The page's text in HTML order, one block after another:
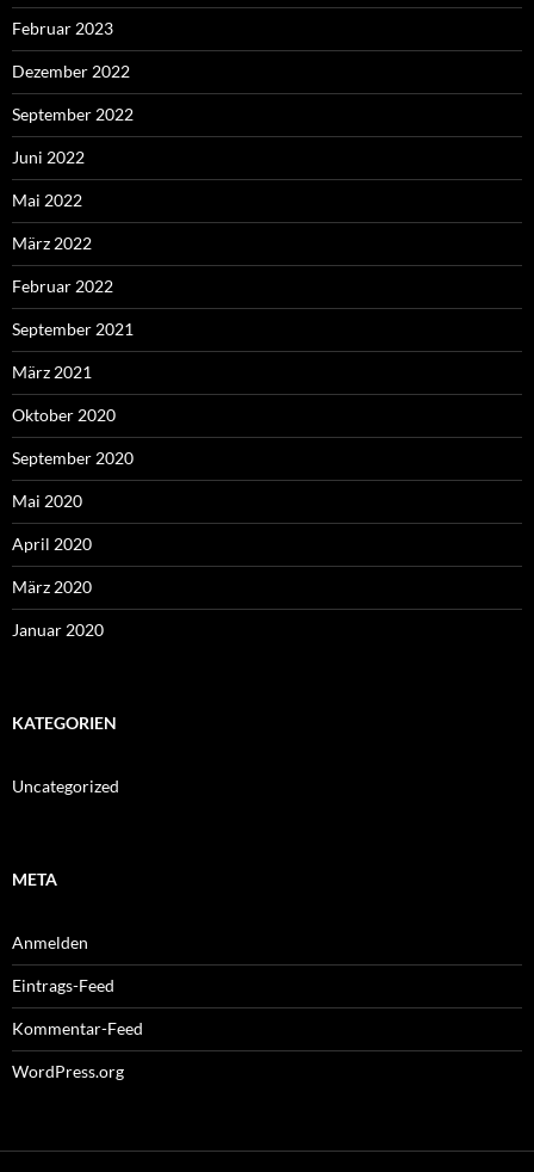
Februar 2023
Dezember 2022
September 2022
Juni 2022
Mai 2022
März 2022
Februar 2022
September 2021
März 2021
Oktober 2020
September 2020
Mai 2020
April 2020
März 2020
Januar 2020
KATEGORIEN
Uncategorized
META
Anmelden
Eintrags-Feed
Kommentar-Feed
WordPress.org